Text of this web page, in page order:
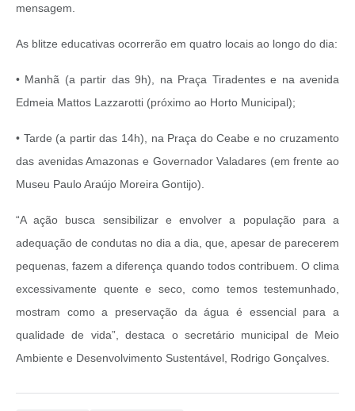
mensagem.
As blitze educativas ocorrerão em quatro locais ao longo do dia:
• Manhã (a partir das 9h), na Praça Tiradentes e na avenida
Edmeia Mattos Lazzarotti (próximo ao Horto Municipal);
• Tarde (a partir das 14h), na Praça do Ceabe e no cruzamento
das avenidas Amazonas e Governador Valadares (em frente ao
Museu Paulo Araújo Moreira Gontijo).
“A ação busca sensibilizar e envolver a população para a
adequação de condutas no dia a dia, que, apesar de parecerem
pequenas, fazem a diferença quando todos contribuem. O clima
excessivamente quente e seco, como temos testemunhado,
mostram como a preservação da água é essencial para a
qualidade de vida”, destaca o secretário municipal de Meio
Ambiente e Desenvolvimento Sustentável, Rodrigo Gonçalves.